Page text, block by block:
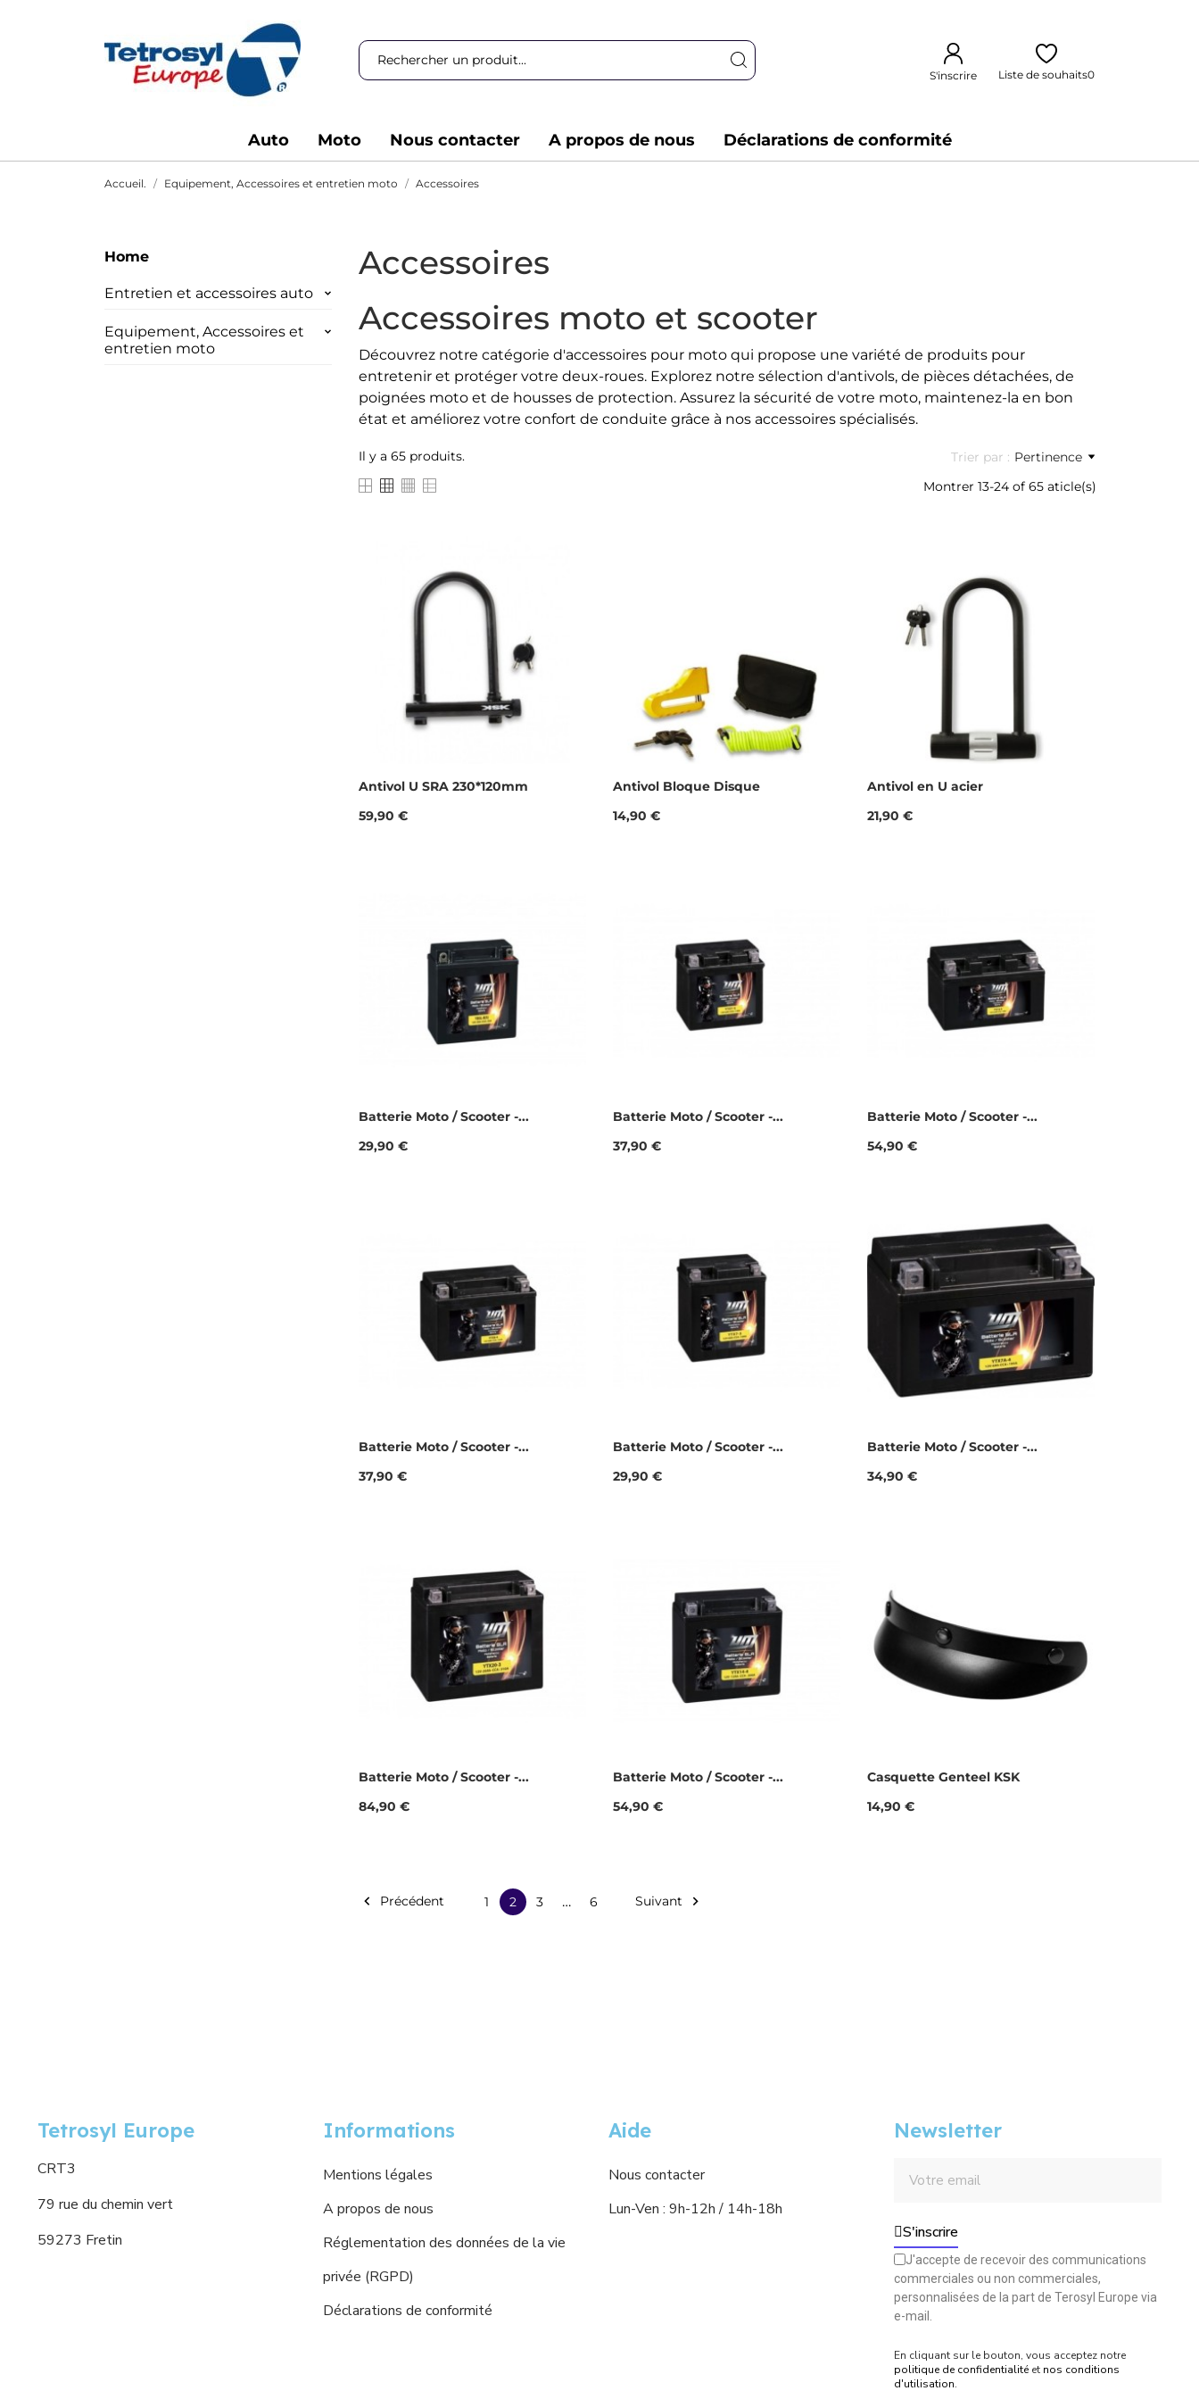
S'inscrire Liste de souhaits0
Auto Moto Nous contacter A propos de nous Déclarations de conformité
Accueil. Equipement, Accessoires et entretien moto Accessoires
Home
Entretien et accessoires auto
Equipement, Accessoires et
entretien moto
Accessoires
Accessoires moto et scooter
Découvrez notre catégorie d'accessoires pour moto qui propose une variété de produits pour
entretenir et protéger votre deux-roues. Explorez notre sélection d'antivols, de pièces détachées, de
poignées moto et de housses de protection. Assurez la sécurité de votre moto, maintenez-la en bon
état et améliorez votre confort de conduite grâce à nos accessoires spécialisés.
Il y a 65 produits. Trier par : Pertinence
Montrer 13-24 of 65 aticle(s)
Antivol U SRA 230*120mm
Prix
59,90 €
Antivol Bloque Disque
Prix
14,90 €
Antivol en U acier
Prix
21,90 €
Batterie Moto / Scooter -...
Prix
29,90 €
Batterie Moto / Scooter -...
Prix
37,90 €
Batterie Moto / Scooter -...
Prix
54,90 €
Batterie Moto / Scooter -...
Prix
37,90 €
Batterie Moto / Scooter -...
Prix
29,90 €
Batterie Moto / Scooter -...
Prix
34,90 €
Batterie Moto / Scooter -...
Prix
84,90 €
Batterie Moto / Scooter -...
Prix
54,90 €
Casquette Genteel KSK
Prix
14,90 €
 Précédent 1 2 3 … 6 Suivant 
Tetrosyl Europe
CRT3
79 rue du chemin vert
59273 Fretin
Informations
Mentions légales
A propos de nous
Réglementation des données de la vie
privée (RGPD)
Déclarations de conformité
Aide
Nous contacter
Lun-Ven : 9h-12h / 14h-18h
Newsletter
S'inscrire
J'accepte de recevoir des communications
commerciales ou non commerciales,
personnalisées de la part de Terosyl Europe via
e-mail.
En cliquant sur le bouton, vous acceptez notre
politique de confidentialité et nos conditions
d'utilisation.